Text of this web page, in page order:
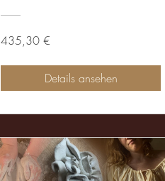
435,30 €
Details ansehen